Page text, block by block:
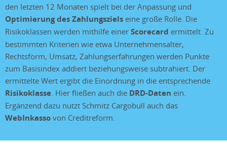
den letzten 12 Monaten spielt bei der Anpassung und
Optimierung des Zahlungsziels eine große Rolle. Die
Risikoklassen werden mithilfe einer Scorecard ermittelt. Zu
bestimmten Kriterien wie etwa Unternehmensalter,
Rechtsform, Umsatz, Zahlungserfahrungen werden Punkte
zum Basisindex addiert beziehungsweise subtrahiert. Der
ermittelte Wert ergibt die Einordnung in die entsprechende
Risikoklasse . Hier fließen auch die DRD-Daten ein.
Ergänzend dazu nutzt Schmitz Cargobull auch das
WebInkasso von Creditreform.